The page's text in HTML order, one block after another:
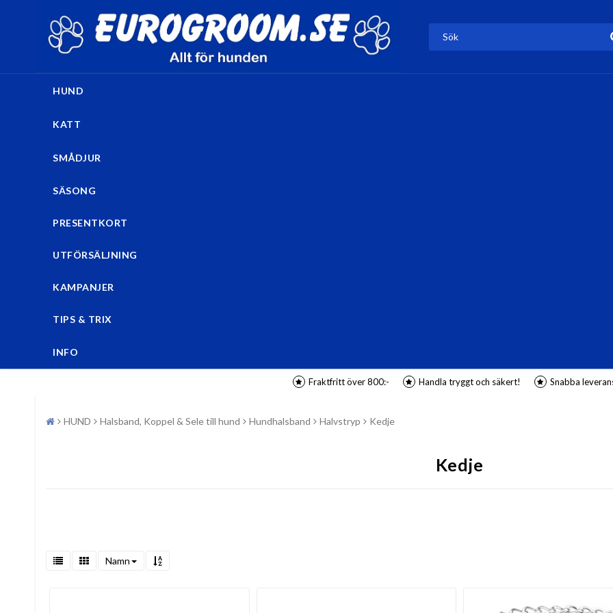
HUND
KATT
SMÅDJUR
SÄSONG
PRESENTKORT
UTFÖRSÄLJNING
KAMPANJER
TIPS & TRIX
INFO
Fraktfritt över 800:- Handla tryggt och säkert! Snabba
HUND Halsband, Koppel & Sele till hund Hundhalsband Halvstryp Kedje
Kedje
Namn